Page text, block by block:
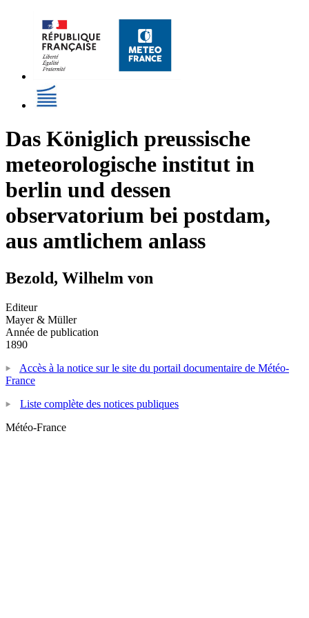
Das Königlich preussische
meteorologische institut in
berlin und dessen
observatorium bei postdam,
aus amtlichem anlass
Bezold, Wilhelm von
Editeur
Mayer & Müller
Année de publication
1890
Accès à la notice sur le site du portail documentaire de Météo-
France
Liste complète des notices publiques
Météo-France